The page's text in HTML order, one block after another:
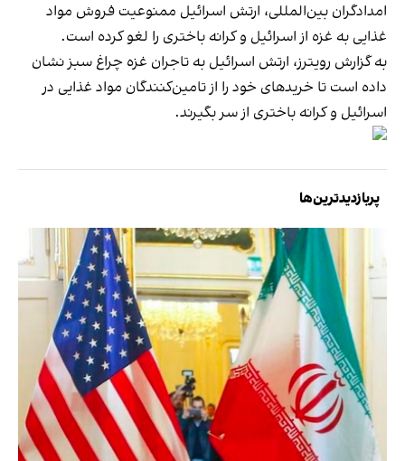
امدادگران بین‌المللی، ارتش اسرائیل ممنوعیت فروش مواد
غذایی به غزه از اسرائیل و کرانه باختری را لغو کرده است.
به گزارش رویترز، ارتش اسرائیل به تاجران غزه چراغ سبز نشان
داده است تا خریدهای خود را از تامین‌کنندگان مواد غذایی در
اسرائیل و کرانه باختری از سر بگیرند.
پربازدیدترین‌ها